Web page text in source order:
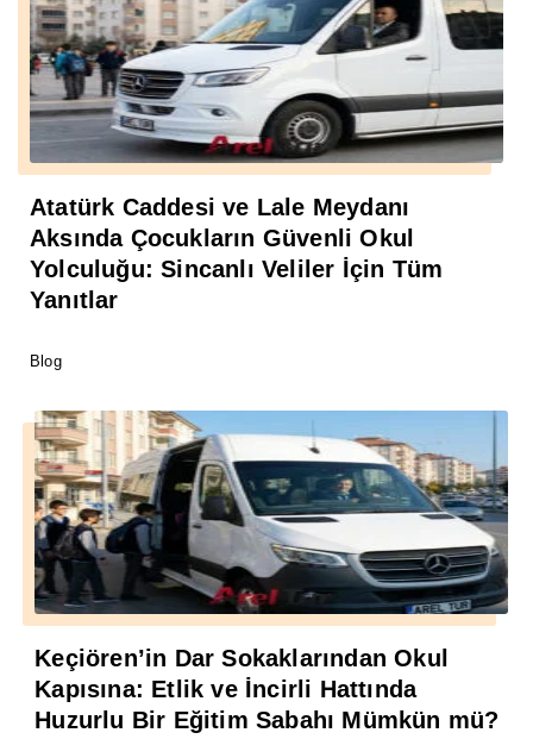
Atatürk Caddesi ve Lale Meydanı
Aksında Çocukların Güvenli Okul
Yolculuğu: Sincanlı Veliler İçin Tüm
Yanıtlar
Blog
Keçiören’in Dar Sokaklarından Okul
Kapısına: Etlik ve İncirli Hattında
Huzurlu Bir Eğitim Sabahı Mümkün mü?